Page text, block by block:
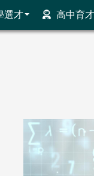
選才 高中育才